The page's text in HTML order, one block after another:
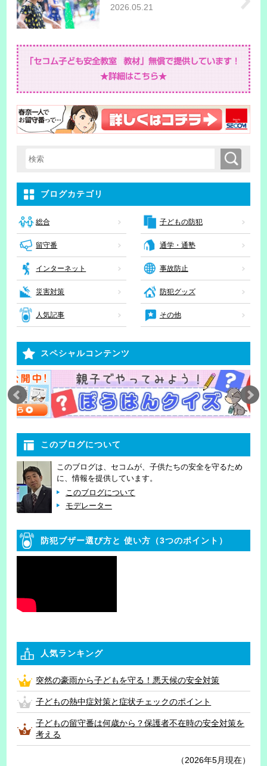
2026.05.21
検索キーワード入力 検索
ブログカテゴリ
総合 子どもの防犯
留守番 通学・通塾
インターネット 事故防止
災害対策 防犯グッズ
人気記事 その他
スペシャルコンテンツ
このブログについて
このブログは、セコムが、子供たちの安全を守るため
に、情報を提供しています。
このブログについて
モデレーター
防犯ブザー選び方と 使い方（3つのポイント）
人気ランキング
突然の豪雨から子どもを守る！悪天候の安全対策
子どもの熱中症対策と症状チェックのポイント
子どもの留守番は何歳から？保護者不在時の安全対策を
考える
（2026年5月現在）